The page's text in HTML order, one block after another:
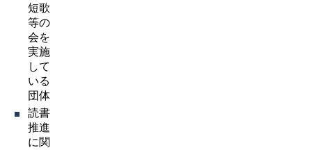
短歌
等の
会を
実施
して
いる
団体
読書
推進
に関